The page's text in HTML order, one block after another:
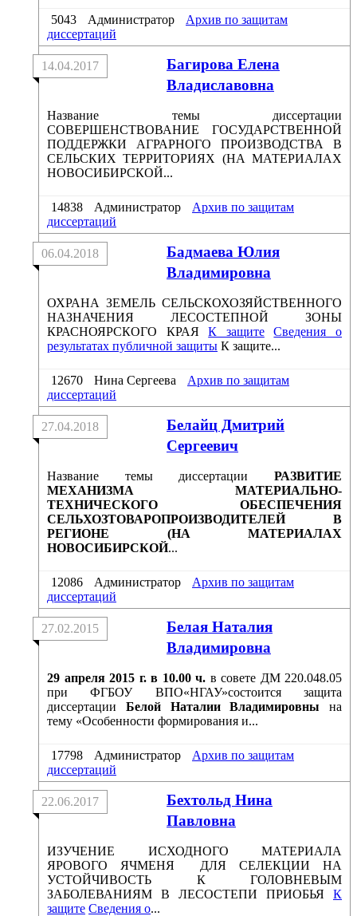
5043 Администратор
Архив по защитам
диссертаций
Багирова Елена
Владиславовна
14.04.2017
Название темы диссертации
СОВЕРШЕНСТВОВАНИЕ ГОСУДАРСТВЕННОЙ
ПОДДЕРЖКИ АГРАРНОГО ПРОИЗВОДСТВА В
СЕЛЬСКИХ ТЕРРИТОРИЯХ (НА МАТЕРИАЛАХ
НОВОСИБИРСКОЙ...
14838 Администратор
Архив по защитам
диссертаций
Бадмаева Юлия
Владимировна
06.04.2018
ОХРАНА ЗЕМЕЛЬ СЕЛЬСКОХОЗЯЙСТВЕННОГО
НАЗНАЧЕНИЯ ЛЕСОСТЕПНОЙ ЗОНЫ
КРАСНОЯРСКОГО КРАЯК защите
Сведения о
результатах публичной защиты К защите...
12670 Нина Сергеева
Архив по защитам
диссертаций
Белайц Дмитрий
Сергеевич
27.04.2018
Название темы диссертации РАЗВИТИЕ
МЕХАНИЗМА МАТЕРИАЛЬНО-
ТЕХНИЧЕСКОГО ОБЕСПЕЧЕНИЯ
СЕЛЬХОЗТОВАРОПРОИЗВОДИТЕЛЕЙ В
РЕГИОНЕ (НА МАТЕРИАЛАХ
НОВОСИБИРСКОЙ...
12086 Администратор
Архив по защитам
диссертаций
Белая Наталия
Владимировна
27.02.2015
29 апреля 2015 г. в 10.00 ч. в совете ДМ 220.048.05
при ФГБОУ ВПО«НГАУ»состоится защита
диссертации Белой Наталии Владимировны на
тему «Особенности формирования и...
17798 Администратор
Архив по защитам
диссертаций
Бехтольд Нина
Павловна
22.06.2017
ИЗУЧЕНИЕ ИСХОДНОГО МАТЕРИАЛА
ЯРОВОГО ЯЧМЕНЯ ДЛЯ СЕЛЕКЦИИ НА
УСТОЙЧИВОСТЬ К ГОЛОВНЕВЫМ
ЗАБОЛЕВАНИЯМ В ЛЕСОСТЕПИ ПРИОБЬЯ К
защите Сведения о...